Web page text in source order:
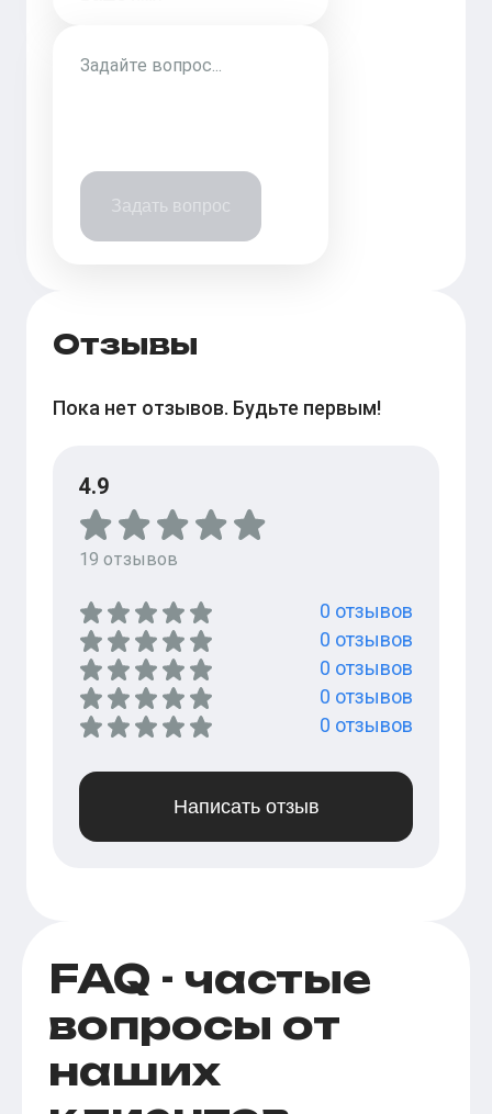
Задать вопрос
Отзывы
Пока нет отзывов. Будьте первым!
4.9
19 отзывов
0 отзывов
0 отзывов
0 отзывов
0 отзывов
0 отзывов
Написать отзыв
FAQ - частые
вопросы от
наших